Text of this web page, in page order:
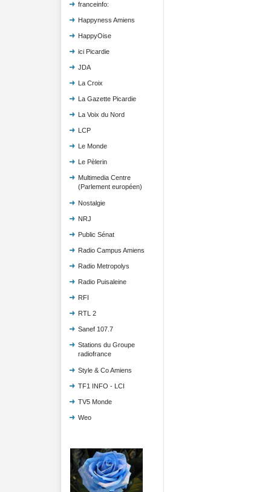
franceinfo:
Happyness Amiens
HappyOise
ici Picardie
JDA
La Croix
La Gazette Picardie
La Voix du Nord
LCP
Le Monde
Le Pèlerin
Multimedia Centre
(Parlement européen)
Nostalgie
NRJ
Public Sénat
Radio Campus Amiens
Radio Metropolys
Radio Puisaleine
RFI
RTL 2
Sanef 107.7
Stations du Groupe
radiofrance
Style & Co Amiens
TF1 INFO - LCI
TV5 Monde
Weo